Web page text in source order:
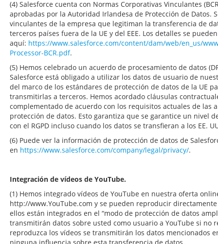
(4) Salesforce cuenta con Normas Corporativas Vinculantes
aprobadas por la Autoridad Irlandesa de Protección de Datos.
vinculantes de la empresa que legitiman la transferencia de
terceros países fuera de la UE y del EEE. Los detalles se
aquí: https://www.salesforce.com/content/dam/web/en_us/
Processor-BCR.pdf.
(5) Hemos celebrado un acuerdo de procesamiento de datos
Salesforce está obligado a utilizar los datos de usuario de
del marco de los estándares de protección de datos de la UE
transmitirlas a terceros. Hemos acordado cláusulas
complementado de acuerdo con los requisitos actuales de las
protección de datos. Esto garantiza que se garantice un nivel
con el RGPD incluso cuando los datos se transfieran a los EE.
(6) Puede ver la información de protección de datos de
en https://www.salesforce.com/company/legal/privacy/.
Integración de vídeos de YouTube.
(1) Hemos integrado vídeos de YouTube en nuestra oferta
http://www.YouTube.com y se pueden reproducir
ellos están integrados en el “modo de protección de datos
transmitirán datos sobre usted como usuario a YouTube si no
reproduzca los vídeos se transmitirán los datos mencionados